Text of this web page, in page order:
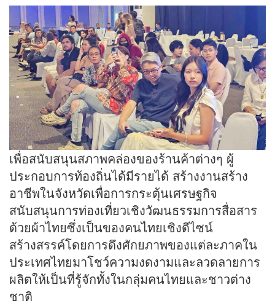
เพื่อสนับสนุนสภาพคล่องของร้านค้าต่างๆ ผู้
ประกอบการท้องถิ่นได้มีรายได้ สร้างงานสร้าง
อาชีพในจังหวัดเพื่อการกระตุ้นเศรษฐกิจ
สนับสนุนการท่องเที่ยวเชิงวัฒนธรรมการสื่อสาร
ด้วยผ้าไทยซึ่งเป็นของคนไทยเชิงดีไซน์
สร้างสรรค์โดยการดึงศักยภาพของแต่ละภาคใน
ประเทศไทยมาโชว์ความงดงามและลวดลายการ
ผลิตให้เป็นที่รู้จักทั้งในกลุ่มคนไทยและชาวต่าง
ชาติ